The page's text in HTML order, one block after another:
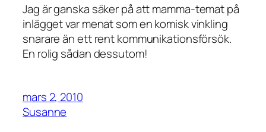
Jag är ganska säker på att mamma-temat på
inlägget var menat som en komisk vinkling
snarare än ett rent kommunikationsförsök.
En rolig sådan dessutom!
mars 2, 2010
Susanne